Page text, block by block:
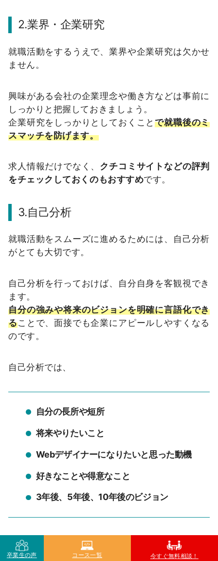
2.業界・企業研究
就職活動をするうえで、業界や企業研究は欠かせ
ません。
興味がある会社の企業理念や働き方などは事前に
しっかりと把握しておきましょう。
企業研究をしっかりとしておくことで就職後のミ
スマッチを防げます。
求人情報だけでなく、 クチコミサイトなどの評判
をチェックしておくのもおすすめです。
3.自己分析
就職活動をスムーズに進めるためには、自己分析
がとても大切です。
自己分析を行っておけば、自分自身を客観視でき
ます。
自分の強みや将来のビジョンを明確に言語化でき
ることで、面接でも企業にアピールしやすくなる
のです。
自己分析では、
自分の長所や短所
将来やりたいこと
Webデザイナーになりたいと思った動機
好きなことや得意なこと
3年後、5年後、10年後のビジョン
などを考えてみてください。
卒業生の声 コース一覧 今すぐ無料相談！